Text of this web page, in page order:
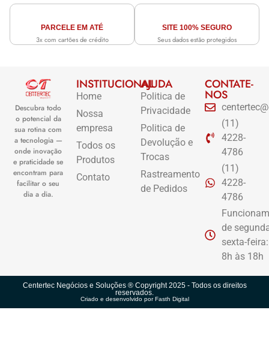
PARCELE EM ATÉ
3x com cartões de crédito
SITE 100% SEGURO
Seus dados estão protegidos
Descubra todo
o potencial da
sua rotina com
a tecnologia —
onde inovação
e praticidade se
encontram para
facilitar o seu
dia a dia.
INSTITUCIONAL
Home
Nossa
empresa
Todos os
Produtos
Contato
AJUDA
Politica de
Privacidade
Politica de
Devolução e
Trocas
Rastreamento
de Pedidos
CONTATE-
NOS
(11)
4228-
4786
(11)
4228-
4786
de
sexta-
8h às 18h
Centertec Negócios e Soluções ® Copyright 2025 - Todos os direitos
reservados.
Criado e desenvolvido por Fasth Digital